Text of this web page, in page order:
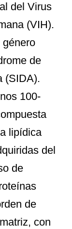
del Virus
(VIH).
género
de
(SIDA).
100-
lipídica
del
de
de
con